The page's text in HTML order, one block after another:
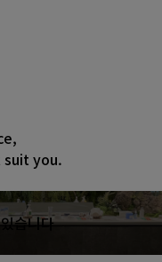
you.
습니다